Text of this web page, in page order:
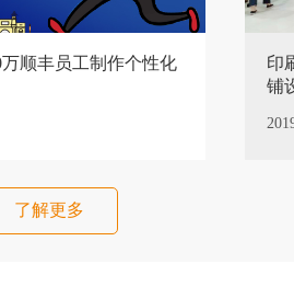
顺丰员工制作个性化
印
铺
了解更多